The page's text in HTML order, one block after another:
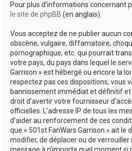
Pour plus d’informations concernant
le site de phpBB (en anglais).
Vous acceptez de ne publier aucun
obscène, vulgaire, diffamatoire,
pornographique, etc. qui pourrait
votre pays, du pays dans lequel le
Garrison » est hébergé ou encore la
respectez pas ces dispositions, vous
bannissement immédiat et définitif et
droit d’avertir votre fournisseur
officielles. L’adresse IP de tous les
d’aider au renforcement de ces
que « 501st FanWars Garrison » ait le
modifier, de déplacer ou de verrouiller